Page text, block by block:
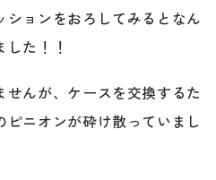
法意外にも、オンラインで
ョンをおろしてみるとなん
た！！
せんが、ケースを交換するた
ニオンが砕け散っていまし